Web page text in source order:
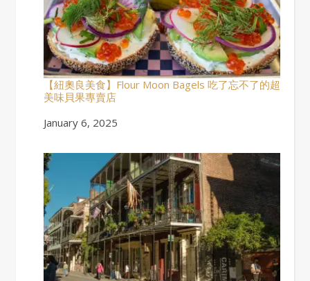
【紐奧良美食】Flour Moon Bagels 吃了忘不了的超
美味貝果專賣店
Date
January 6, 2025